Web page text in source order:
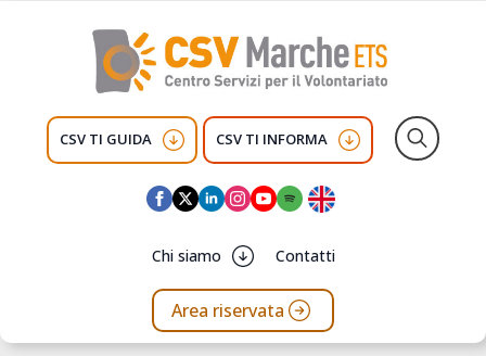
CSV TI GUIDA CSV TI INFORMA
Chi siamo Contatti
Area riservata